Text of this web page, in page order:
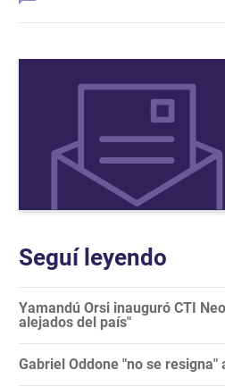
Seguí leyendo
Yamandú Orsi inauguró CTI
alejados del país"
Gabriel Oddone "no se